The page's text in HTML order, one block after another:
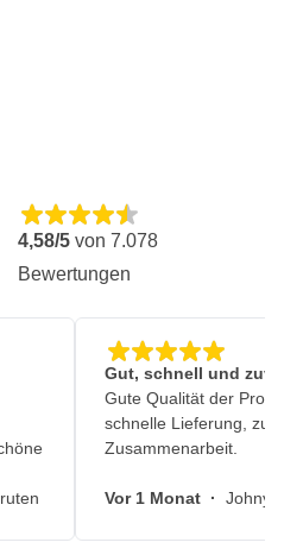
4,58/5 von 7.078
Bewertungen
Gut, schnell und
Gute Qualität der
schnelle Lieferung,
Zusammenarbeit.
Vor 1 Monat · Johny,